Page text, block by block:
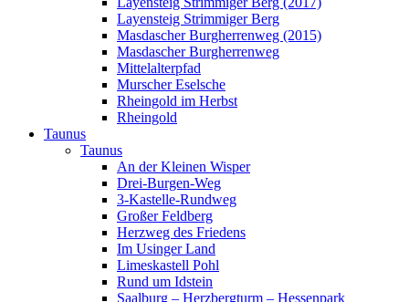
Layensteig Strimmiger Berg
Masdascher Burgherrenweg (2015)
Masdascher Burgherrenweg
Mittelalterpfad
Murscher Eselsche
Rheingold im Herbst
Rheingold
Taunus
Taunus
An der Kleinen Wisper
Drei-Burgen-Weg
3-Kastelle-Rundweg
Großer Feldberg
Herzweg des Friedens
Im Usinger Land
Limeskastell Pohl
Rund um Idstein
Saalburg – Herzbergturm – Hessenpark